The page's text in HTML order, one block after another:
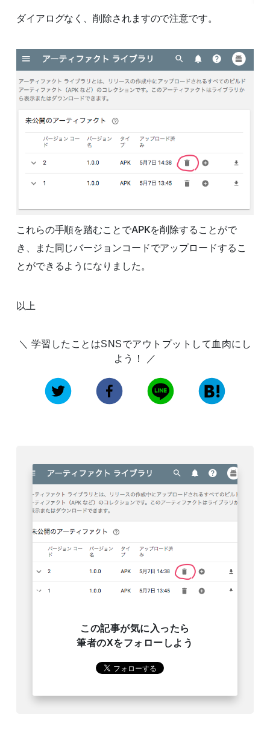
ダイアログなく、削除されますので注意です。
これらの手順を踏むことでAPKを削除することがで
き、また同じバージョンコードでアップロードするこ
とができるようになりました。
以上
学習したことはSNSでアウトプットして血肉にし
よう！
この記事が気に入ったら
筆者のXをフォローしよう